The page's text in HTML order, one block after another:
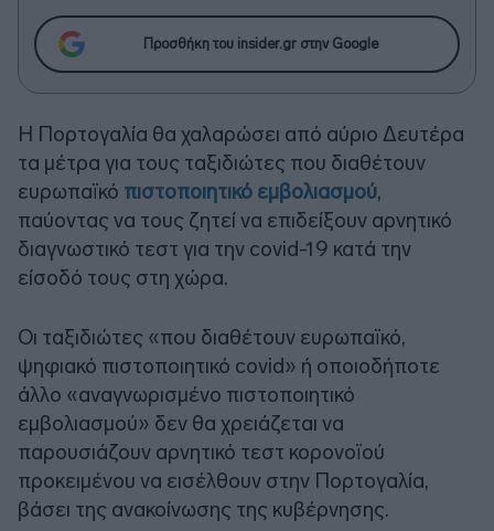
Προσθήκη του insider.gr στην Google
Η Πορτογαλία θα χαλαρώσει από αύριο Δευτέρα
τα μέτρα για τους ταξιδιώτες που διαθέτουν
ευρωπαϊκό πιστοποιητικό εμβολιασμού,
παύοντας να τους ζητεί να επιδείξουν αρνητικό
διαγνωστικό τεστ για την covid-19 κατά την
είσοδό τους στη χώρα.
Οι ταξιδιώτες «που διαθέτουν ευρωπαϊκό,
ψηφιακό πιστοποιητικό covid» ή οποιοδήποτε
άλλο «αναγνωρισμένο πιστοποιητικό
εμβολιασμού» δεν θα χρειάζεται να
παρουσιάζουν αρνητικό τεστ κορονοϊού
προκειμένου να εισέλθουν στην Πορτογαλία,
βάσει της ανακοίνωσης της κυβέρνησης.